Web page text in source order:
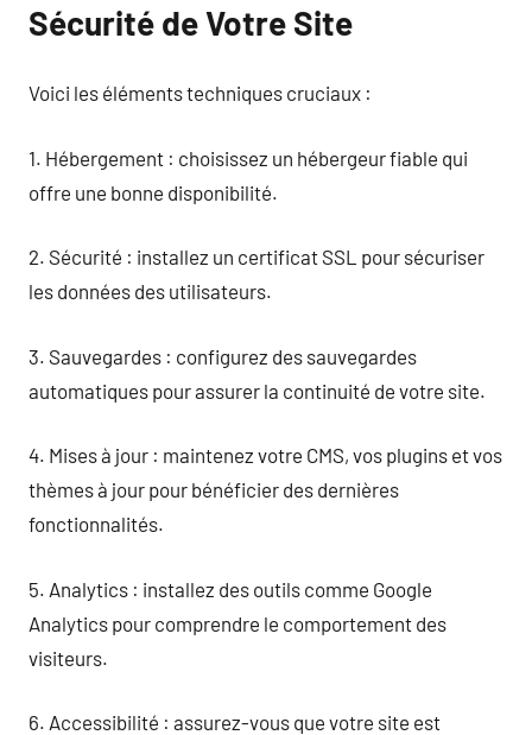
Sécurité de Votre Site
Voici les éléments techniques cruciaux :
1. Hébergement : choisissez un hébergeur fiable qui
offre une bonne disponibilité.
2. Sécurité : installez un certificat SSL pour sécuriser
les données des utilisateurs.
3. Sauvegardes : configurez des sauvegardes
automatiques pour assurer la continuité de votre site.
4. Mises à jour : maintenez votre CMS, vos plugins et vos
thèmes à jour pour bénéficier des dernières
fonctionnalités.
5. Analytics : installez des outils comme Google
Analytics pour comprendre le comportement des
visiteurs.
6. Accessibilité : assurez-vous que votre site est